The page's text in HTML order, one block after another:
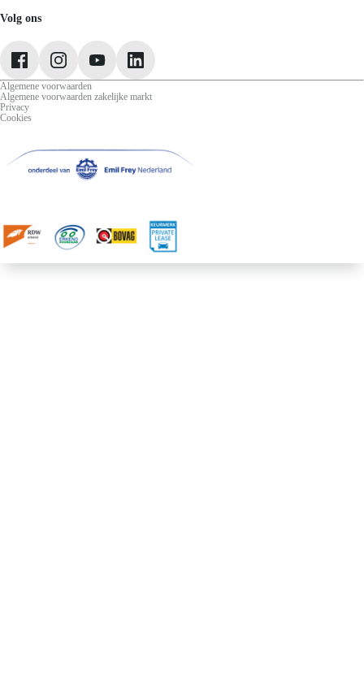
Fiat Professional
Leapmotor
Nieuws
Nefkens Emil Frey Schadeservice
Volg ons
Algemene voorwaarden
Algemene voorwaarden zakelijke markt
Privacy
Cookies